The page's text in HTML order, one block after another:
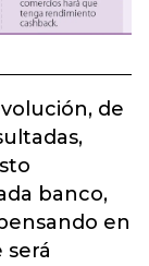
de
banco,
en